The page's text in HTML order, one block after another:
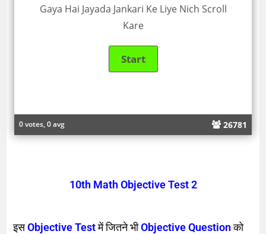
0 votes, 0 avg 26781
Gaya Hai Jayada Jankari Ke Liye Nich Scroll
Kare
10th Math Objective Test 2
इसObjective Test में जितने भीObjective Questionको